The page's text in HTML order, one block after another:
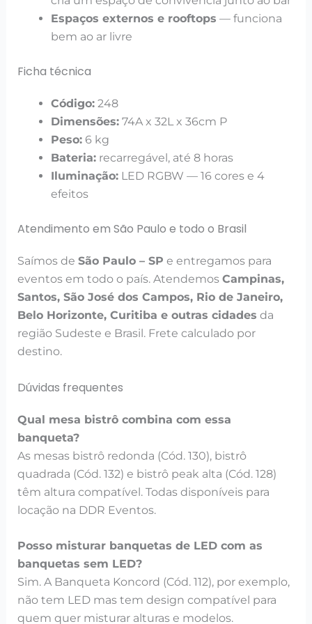
Espaços externos e rooftops — funciona
bem ao ar livre
Ficha técnica
Código:248
Dimensões:74A x 32L x 36cm P
Peso:6 kg
Bateria:recarregável, até 8 horas
Iluminação:LED RGBW — 16 cores e 4
efeitos
Atendimento em São Paulo e todo o Brasil
Saímos de São Paulo – SP e entregamos para
eventos em todo o país. Atendemos Campinas,
Santos, São José dos Campos, Rio de Janeiro,
Belo Horizonte, Curitiba e outras cidades da
região Sudeste e Brasil. Frete calculado por
destino.
Dúvidas frequentes
Qual mesa bistrô combina com essa
banqueta?
As mesas bistrô redonda (Cód. 130), bistrô
quadrada (Cód. 132) e bistrô peak alta (Cód. 128)
têm altura compatível. Todas disponíveis para
locação na DDR Eventos.
Posso misturar banquetas de LED com as
banquetas sem LED?
Sim. A Banqueta Koncord (Cód. 112), por exemplo,
não tem LED mas tem design compatível para
quem quer misturar alturas e modelos.